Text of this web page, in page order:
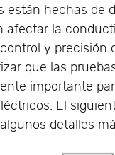
están hechas de
afectar la
y precisión
que las
importante
El
detalles